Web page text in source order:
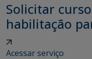
Solicitar
habilitação
Acessar serviço